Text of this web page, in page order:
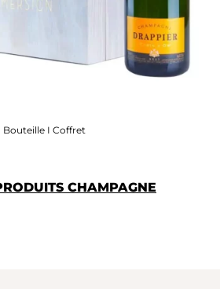
Bouteille I Coffret
CHAMPAGNE